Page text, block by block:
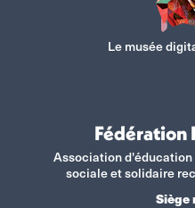
Le musée
Fédération
Association
sociale et solidaire
Siège